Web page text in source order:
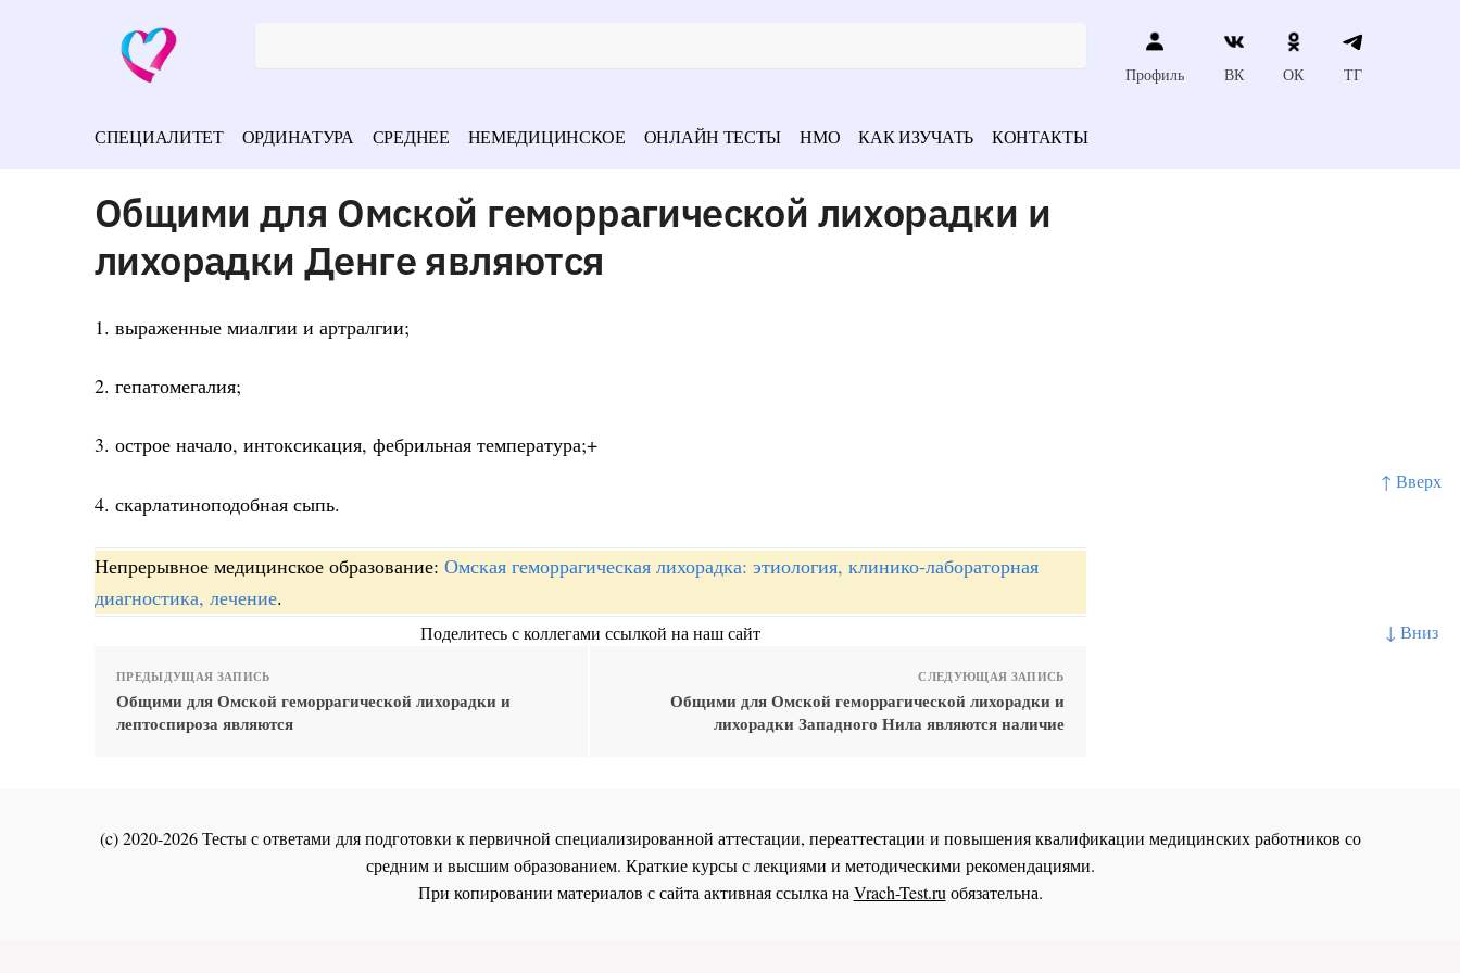
↑ Вверх
↓ Вниз
Профиль ВК ОК ТГ
СПЕЦИАЛИТЕТ ОРДИНАТУРА СРЕДНЕЕ НЕМЕДИЦИНСКОЕ ОНЛАЙН ТЕСТЫ НМО КАК ИЗУЧАТЬ КОНТАКТЫ
Общими для Омской геморрагической лихорадки и
лихорадки Денге являются
1. выраженные миалгии и артралгии;
2. гепатомегалия;
3. острое начало, интоксикация, фебрильная температура;+
4. скарлатиноподобная сыпь.
Непрерывное медицинское образование: Омская геморрагическая лихорадка: этиология, клинико-лабораторная
диагностика, лечение.
Поделитесь с коллегами ссылкой на наш сайт
ПРЕДЫДУЩАЯ ЗАПИСЬ
Общими для Омской геморрагической лихорадки и
лептоспироза являются
СЛЕДУЮЩАЯ ЗАПИСЬ
Общими для Омской геморрагической лихорадки и
лихорадки Западного Нила являются наличие
(c) 2020-2026 Тесты с ответами для подготовки к первичной специализированной аттестации, переаттестации и повышения квалификации медицинских работников со
средним и высшим образованием. Краткие курсы с лекциями и методическими рекомендациями.
При копировании материалов с сайта активная ссылка наVrach-Test.ruобязательна.